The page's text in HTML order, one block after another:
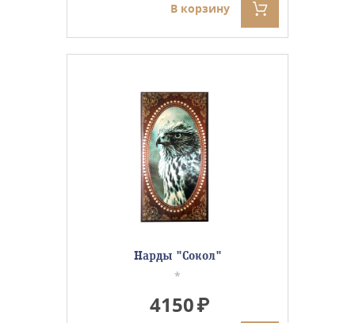
В корзину
Нарды "Сокол"
*
4150